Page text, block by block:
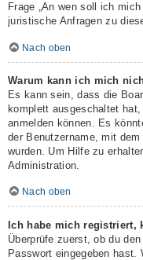
Frage „An wen soll ich
juristische Anfragen zu
Nach oben
Warum kann ich mich
Es kann sein, dass die
komplett ausgeschaltet
anmelden können. Es
der Benutzername, mit
wurden. Um Hilfe zu
Administration.
Nach oben
Ich habe mich registriert,
Überprüfe zuerst, ob du
Passwort eingegeben hast.